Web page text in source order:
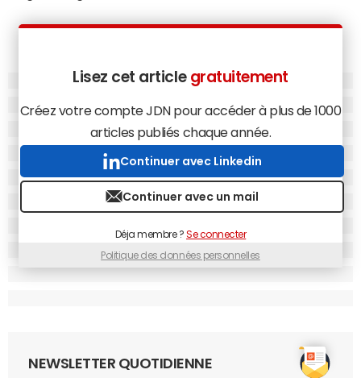
Lisez cet article gratuitement
Créez votre compte JDN pour accéder à plus de 1000
articles publiés chaque année.
Continuer avec Linkedin
Continuer avec un mail
Déja membre ?Se connecter
Politique des données personnelles
NEWSLETTER QUOTIDIENNE